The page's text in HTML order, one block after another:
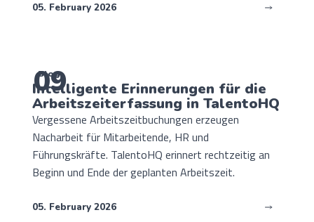
05. February 2026
09
Blog
Intelligente Erinnerungen für die
Arbeitszeiterfassung in TalentoHQ
Vergessene Arbeitszeitbuchungen erzeugen
Nacharbeit für Mitarbeitende, HR und
Führungskräfte. TalentoHQ erinnert rechtzeitig an
Beginn und Ende der geplanten Arbeitszeit.
05. February 2026